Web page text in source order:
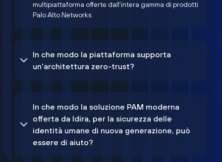
multipiattaforma offerte dall'intera gamma di prodotti
Palo Alto Networks.
In che modo la piattaforma supporta
un'architettura zero-trust?
In che modo la soluzione PAM moderna
offerta da Idira, per la sicurezza delle
identità umane di nuova generazione, può
essere di aiuto?